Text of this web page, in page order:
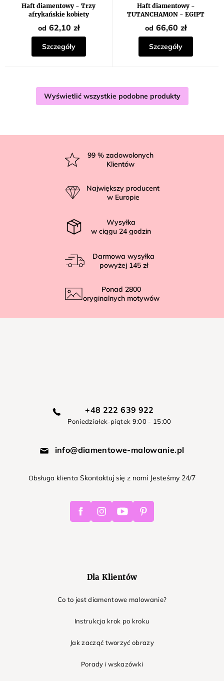
Haft diamentowy - Trzy
afrykańskie kobiety
od 62,10 zł
Szczegóły
Haft diamentowy -
TUTANCHAMON - EGIPT
produktu
wynosi
5,0
na
5
gwiazdek.
od 66,60 zł
Szczegóły
Wyświetlić wszystkie podobne produkty
99 % zadowolonych
Klientów
Największy producent
w Europie
Wysyłka
w ciągu 24 godzin
Darmowa wysyłka
powyżej 145 zł
Ponad 2800
oryginalnych motywów
+48 222 639 922
Poniedziałek-piątek 9:00 - 15:00
info@diamentowe-malowanie.pl
Obsługa klienta Skontaktuj się z nami Jesteśmy 24/7
FacebookInstagramYoutube Pinterest
Dla Klientów
Co to jest diamentowe malowanie?
Instrukcja krok po kroku
Jak zacząć tworzyć obrazy
Porady i wskazówki